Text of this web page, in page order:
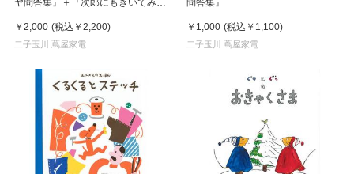
ヤ問答集』＋『次郎にもきいてみ
￥2,000 (税込 ￥2,200)
二子玉川 蔦屋家電
問答集』
￥1,000 (税込 ￥1,100)
二子玉川 蔦屋家電